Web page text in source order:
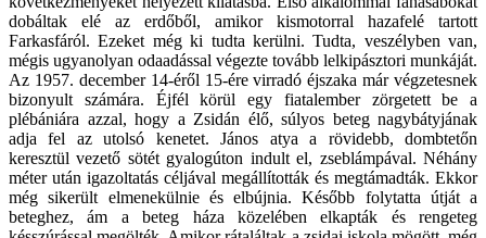
dobáltak elé az erdőből, amikor kismotorral hazafelé tartott
Farkasfáról. Ezeket még ki tudta kerülni. Tudta, veszélyben van,
mégis ugyanolyan odaadással végezte tovább lelkipásztori munkáját.
Az 1957. december 14-éről 15-ére virradó éjszaka már végzetesnek
bizonyult számára. Éjfél körül egy fiatalember zörgetett be a
plébániára azzal, hogy a Zsidán élő, súlyos beteg nagybátyjának
adja fel az utolsó kenetet. János atya a rövidebb, dombtetőn
keresztül vezető sötét gyalogúton indult el, zseblámpával. Néhány
méter után igazoltatás céljával megállították és megtámadták. Ekkor
még sikerült elmenekülnie és elbújnia. Később folytatta útját a
beteghez, ám a beteg háza közelében elkapták és rengeteg